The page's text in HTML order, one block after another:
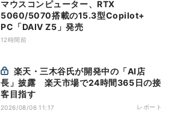
マウスコンピューター、RTX
5060/5070搭載の15.3型Copilot+
PC「DAIV Z5」発売
12時間前
長」披露 楽天市場で24時間365日の接
客目指す
2026/08/06 11:17 レポート